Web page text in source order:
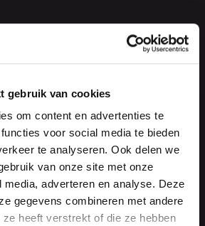
gebruik van cookies
om content en advertenties te
voor social media te bieden
te analyseren. Ook delen we
van onze site met onze
adverteren en analyse. Deze
gegevens combineren met andere
ze heeft verstrekt of die ze hebben
Berg
(Kantoor)
OP
Berg
(Opslag)